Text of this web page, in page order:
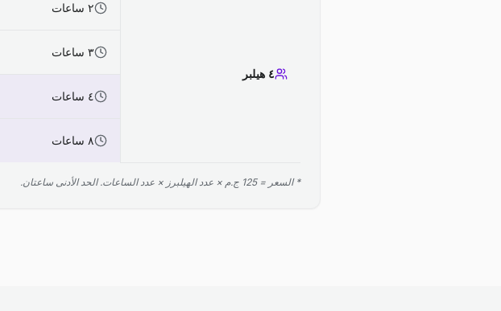
٤ هيلبر
٢ ساعات
٣ ساعات
٤ ساعات
٨ ساعات
* السعر = 125 ج.م × عدد الهيلبرز × عدد الساعات. الحد الأدنى ساعتان.